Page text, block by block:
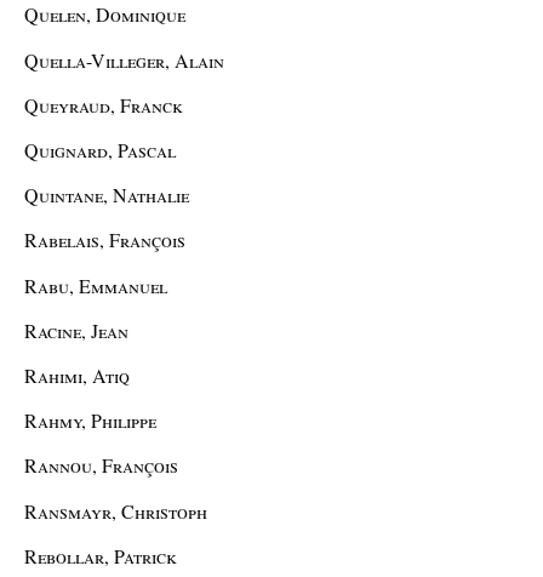
Quelen, Dominique
Quella-Villeger, Alain
Queyraud, Franck
Quignard, Pascal
Quintane, Nathalie
Rabelais, François
Rabu, Emmanuel
Racine, Jean
Rahimi, Atiq
Rahmy, Philippe
Rannou, François
Ransmayr, Christoph
Rebollar, Patrick